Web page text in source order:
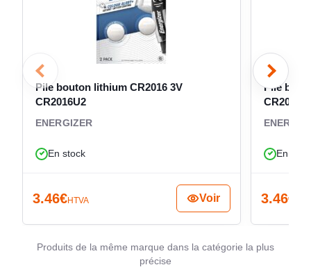
Pile bouton lithium CR2016 3V
CR2016U2
ENERGIZER
En stock
3.46€HTVA Voir
Pile
En
3.46€
Produits de la même marque dans la catégorie la plus
précise